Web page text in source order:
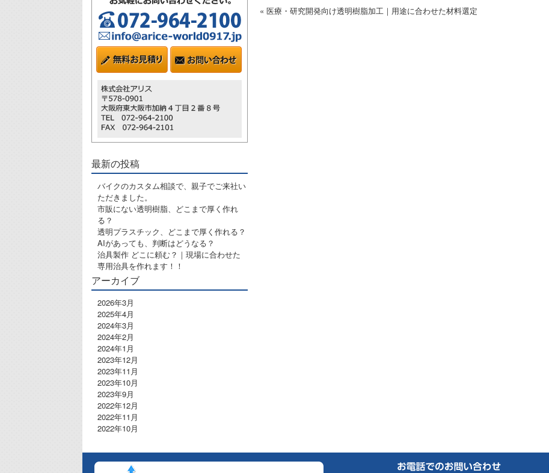
« 医療・研究開発向け透明樹脂加工｜用途に合わせた材料選定
最新の投稿
バイクのカスタム相談で、親子でご来社い
ただきました。
市販にない透明樹脂、どこまで厚く作れ
る？
透明プラスチック、どこまで厚く作れる？
AIがあっても、判断はどうなる？
治具製作 どこに頼む？｜現場に合わせた
専用治具を作れます！！
アーカイブ
2026年3月
2025年4月
2024年3月
2024年2月
2024年1月
2023年12月
2023年11月
2023年10月
2023年9月
2022年12月
2022年11月
2022年10月